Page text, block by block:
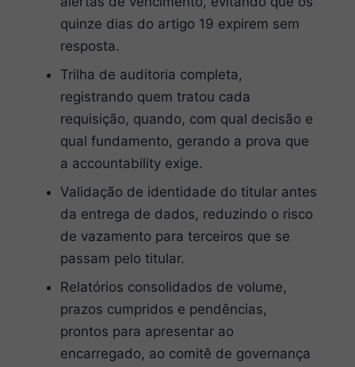
quinze dias do artigo 19 expirem sem
resposta.
Trilha de auditoria completa,
registrando quem tratou cada
requisição, quando, com qual decisão e
qual fundamento, gerando a prova que
a accountability exige.
Validação de identidade do titular antes
da entrega de dados, reduzindo o risco
de vazamento para terceiros que se
passam pelo titular.
Relatórios consolidados de volume,
prazos cumpridos e pendências,
prontos para apresentar ao
encarregado, ao comitê de governança